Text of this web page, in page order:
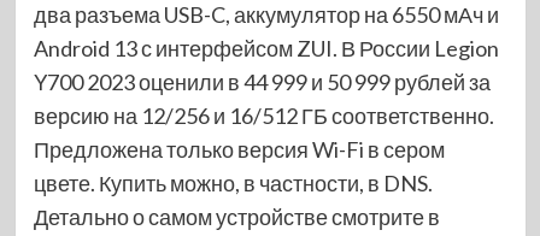
два разъема USB-C, аккумулятор на 6550 мАч и
Android 13 с интерфейсом ZUI. В России Legion
Y700 2023 оценили в 44 999 и 50 999 рублей за
версию на 12/256 и 16/512 ГБ соответственно.
Предложена только версия Wi-Fi в сером
цвете. Купить можно, в частности, в DNS.
Детально о самом устройстве смотрите в